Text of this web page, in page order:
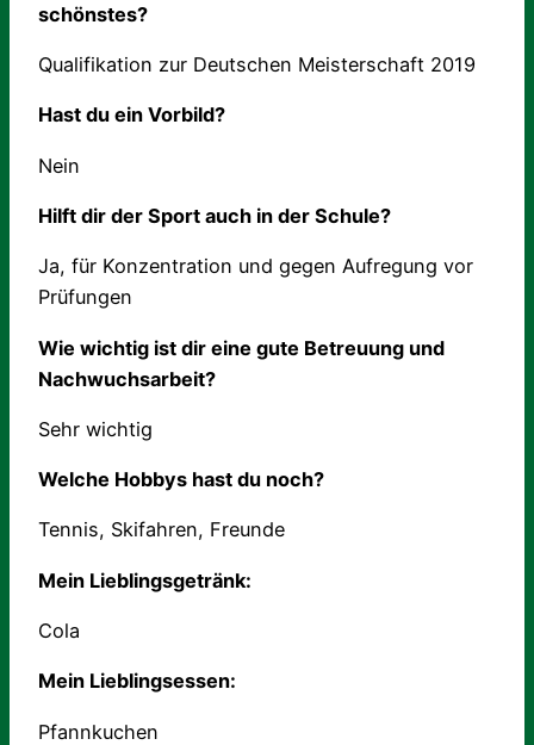
schönstes?
Qualifikation zur Deutschen Meisterschaft 2019
Hast du ein Vorbild?
Nein
Hilft dir der Sport auch in der Schule?
Ja, für Konzentration und gegen Aufregung vor
Prüfungen
Wie wichtig ist dir eine gute Betreuung und
Nachwuchsarbeit?
Sehr wichtig
Welche Hobbys hast du noch?
Tennis, Skifahren, Freunde
Mein Lieblingsgetränk:
Cola
Mein Lieblingsessen:
Pfannkuchen